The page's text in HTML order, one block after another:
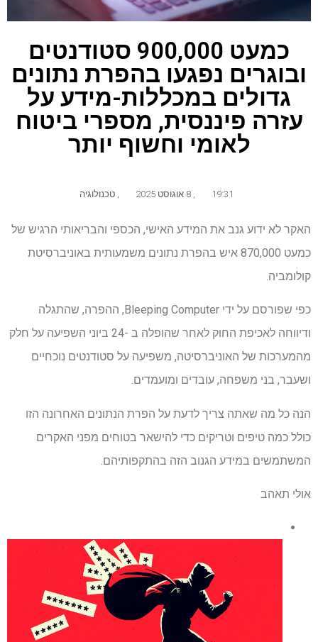
כמעט 900,000 סטודנטים
ובוגרים נפגעו בהפרת נתונים
גדולים במכללות-מידע על
עזרה פיננסית, מספרי ביטוח
לאומי וחשוף יותר
19:31 8 אוגוסט 2025 טכנולוגיה
האקר לא ידוע גנב את המידע האישי, הכספי והבריאותי הרגיש של
כמעט 870,000 איש בהפרת נתונים משמעותית באוניברסיטת
קולומביה.
כפי שפורסם על ידי Bleeping Computer, ההפרה, שהתגלה
ודיווחה לאכיפת החוק לאחר שהופלה ב -24 ביוני השפיעה על חלק
מהמערכות של האוניברסיטה, משפיעה על סטודנטים נוכחיים
ושעבר, בני משפחה, עובדים ומועמדים.
הנה כל מה שאתה צריך לדעת על הפרת הנתונים האחרונה הזו
כולל כמה טיפים וטריקים כדי להישאר בטוחים מפני האקרים
המשתמשים במידע הגנוב הזה בהתקפותיהם.
אולי תאהב